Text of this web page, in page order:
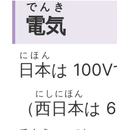
電気
でんき
日本
にほん
は 100V
（西日本
にしにほん
は